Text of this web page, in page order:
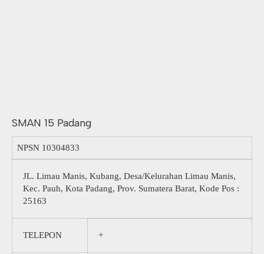
SMAN 15 Padang
NPSN 10304833
JL. Limau Manis, Kubang, Desa/Kelurahan Limau Manis,
Kec. Pauh, Kota Padang, Prov. Sumatera Barat, Kode Pos :
25163
TELEPON +